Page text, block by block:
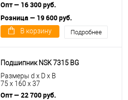
Опт — 16 300 руб.
Розница — 19 600 руб.
В корзину Подробнее
Подшипник NSK 7315 BG
Размеры d x D x B
75 x 160 x 37
Опт — 22 700 руб.